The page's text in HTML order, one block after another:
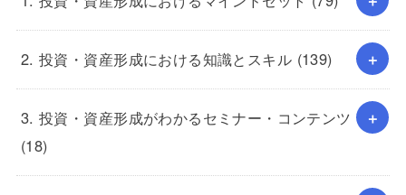
2. 投資・資産形成における知識とスキル (139)
3. 投資・資産形成がわかるセミナー・コンテンツ
(18)